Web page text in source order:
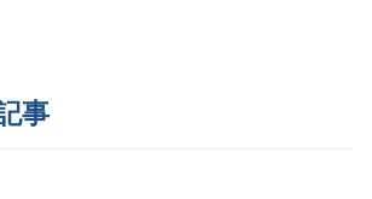
事